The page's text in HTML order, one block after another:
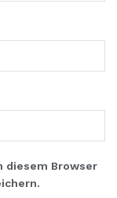
diesem Browser